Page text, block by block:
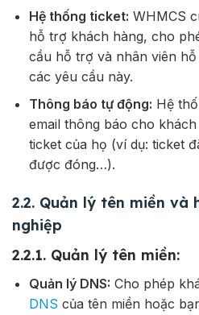
Hệ thống ticket: WHMCS
hỗ trợ khách hàng, cho
cầu hỗ trợ và nhân viên
các yêu cầu này.
Thông báo tự động: Hệ
email thông báo cho
ticket của họ (ví dụ: ticket
được đóng…).
2.2. Quản lý tên miền và
nghiệp
2.2.1. Quản lý tên miền:
Quản lý DNS: Cho phép
DNS của tên miền hoặc